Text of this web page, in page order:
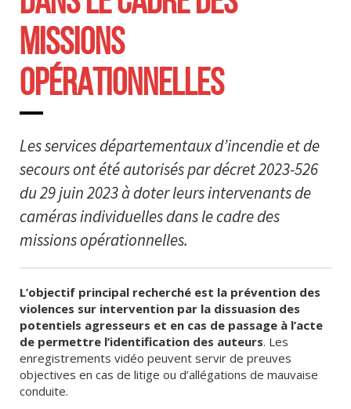
MISSIONS
OPÉRATIONNELLES
Les services départementaux d’incendie et de
secours ont été autorisés par décret 2023-526
du 29 juin 2023 à doter leurs intervenants de
caméras individuelles dans le cadre des
missions opérationnelles.
L’objectif principal recherché est la prévention des
violences sur intervention par la dissuasion des
potentiels agresseurs et en cas de passage à l’acte
de permettre l’identification des auteurs. Les
enregistrements vidéo peuvent servir de preuves
objectives en cas de litige ou d’allégations de mauvaise
conduite.